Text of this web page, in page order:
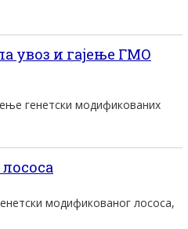
увоз и гајење ГМО
генетски модификованих
модификованог лососа,